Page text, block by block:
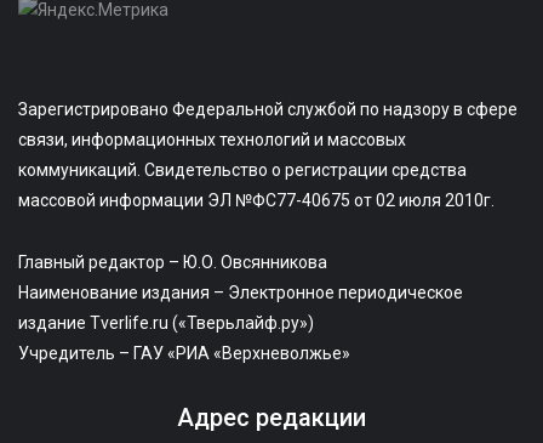
Зарегистрировано Федеральной службой по надзору в сфере
связи, информационных технологий и массовых
коммуникаций. Свидетельство о регистрации средства
массовой информации ЭЛ №ФС77-40675 от 02 июля 2010г.
Главный редактор – Ю.О. Овсянникова
Наименование издания – Электронное периодическое
издание Tverlife.ru («Тверьлайф.ру»)
Учредитель – ГАУ «РИА «Верхневолжье»
Адрес редакции